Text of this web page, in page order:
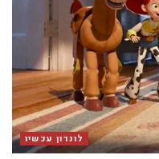
לונדון עכשיו